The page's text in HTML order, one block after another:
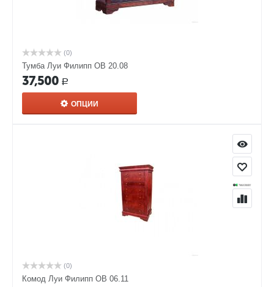
(0)
Тумба Луи Филипп ОВ 20.08
37,500 Р
ОПЦИИ
(0)
Комод Луи Филипп ОВ 06.11